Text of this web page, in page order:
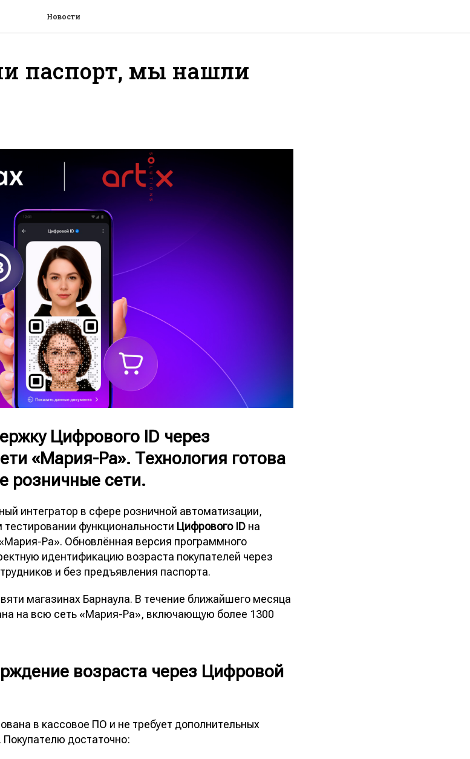
Новости
паспорт, мы нашли
Цифрового ID через
«Мария-Ра». Технология готова
розничные сети.
интегратор в сфере розничной автоматизации,
функциональности Цифрового ID на
Ра». Обновлённая версия программного
идентификацию возраста покупателей через
и без предъявления паспорта.
магазинах Барнаула. В течение ближайшего месяца
на всю сеть «Мария-Ра», включающую более 1300
возраста через Цифровой
в кассовое ПО и не требует дополнительных
достаточно: